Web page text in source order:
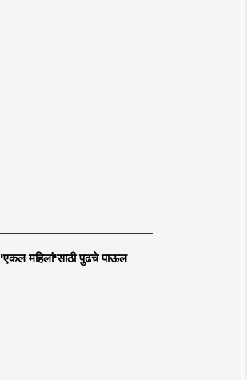
'एकल महिलां'साठी पुढचे पाऊल